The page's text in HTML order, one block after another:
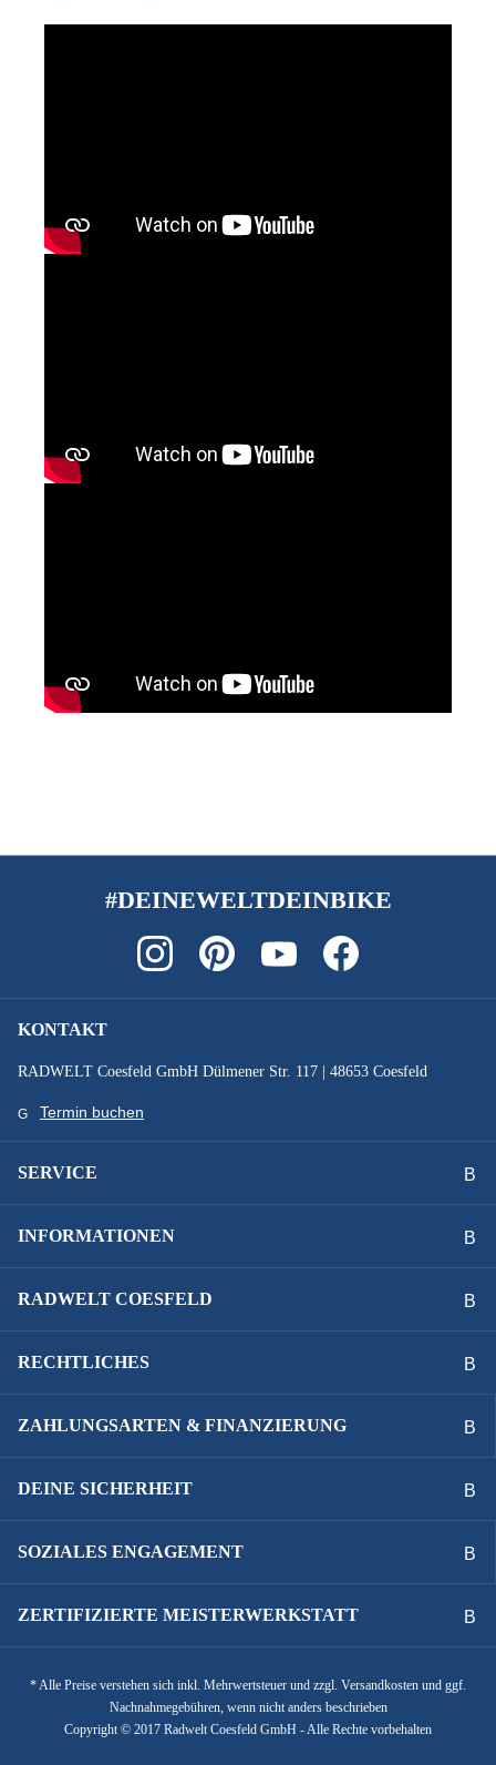
#DEINEWELTDEINBIKE
KONTAKT
RADWELT Coesfeld GmbH Dülmener Str. 117 | 48653 Coesfeld
Termin buchen
SERVICE
INFORMATIONEN
RADWELT COESFELD
RECHTLICHES
ZAHLUNGSARTEN & FINANZIERUNG
DEINE SICHERHEIT
SOZIALES ENGAGEMENT
ZERTIFIZIERTE MEISTERWERKSTATT
* Alle Preise verstehen sich inkl. Mehrwertsteuer und zzgl. Versandkosten und ggf.
Nachnahmegebühren, wenn nicht anders beschrieben
Copyright © 2017 Radwelt Coesfeld GmbH - Alle Rechte vorbehalten